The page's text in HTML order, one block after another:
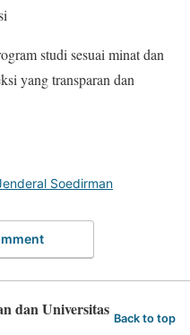
studi sesuai minat dan
yang transparan dan
Soedirman
dan Universitas Back to top